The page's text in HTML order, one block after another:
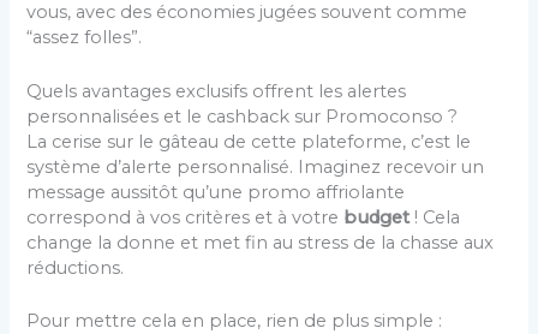
vous, avec des économies jugées souvent comme
“assez folles”.
Quels avantages exclusifs offrent les alertes
personnalisées et le cashback sur Promoconso ?
La cerise sur le gâteau de cette plateforme, c’est le
système d’alerte personnalisé. Imaginez recevoir un
message aussitôt qu’une promo affriolante
correspond à vos critères et à votre budget! Cela
change la donne et met fin au stress de la chasse aux
réductions.
Pour mettre cela en place, rien de plus simple :